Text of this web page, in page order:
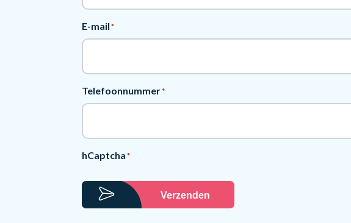
E-mail *
Telefoonnummer*
hCaptcha *
Verzenden